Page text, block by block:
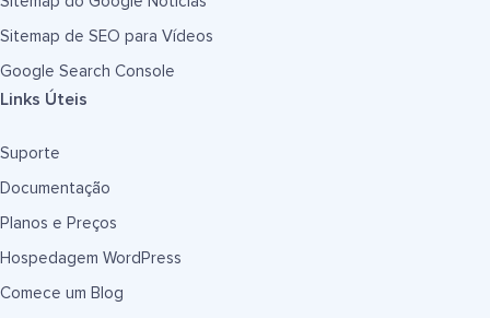
Sitemap de SEO para Vídeos
Google Search Console
Links Úteis
Suporte
Documentação
Planos e Preços
Hospedagem WordPress
Comece um Blog